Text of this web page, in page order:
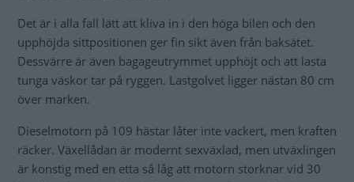
Det är i alla fall lätt att kliva in i den höga bilen och den
upphöjda sittpositionen ger fin sikt även från baksätet.
Dessvärre är även bagageutrymmet upphöjt och att lasta
tunga väskor tar på ryggen. Lastgolvet ligger nästan 80 cm
över marken.
Dieselmotorn på 109 hästar låter inte vackert, men kraften
räcker. Växellådan är modernt sexväxlad, men utväxlingen
är konstig med en etta så låg att motorn storknar vid 30